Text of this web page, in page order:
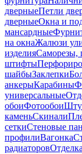
дверныеПетли
дверныеОкна и
мансардные
на окнаЖалюзи
изделияСаморезы,
штифты
шайбыЗаклепки
анкерыКарабины
универсальные
обоиФотообои
каменьСкинали
сеткиСтеновые
профилиВагонка
радиаторов